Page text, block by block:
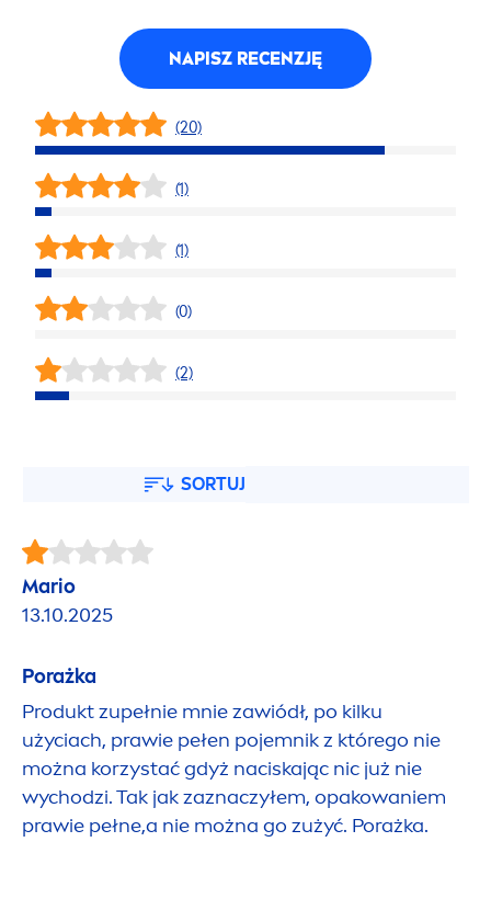
NAPISZ RECENZJĘ
(20)
(1)
(1)
(0)
(2)
SORTUJ
Mario
13.10.2025
Porażka
Produkt zupełnie mnie zawiódł, po kilku
użyciach, prawie pełen pojemnik z którego nie
można korzystać gdyż naciskając nic już nie
wychodzi. Tak jak zaznaczyłem, opakowaniem
prawie pełne,a nie można go zużyć. Porażka.